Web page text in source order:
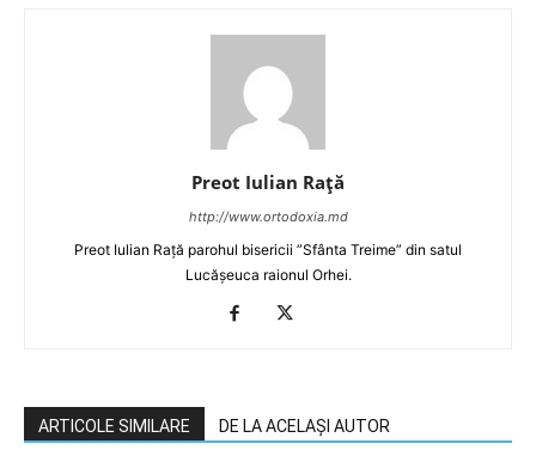
Preot Iulian Raţă
http://www.ortodoxia.md
Preot Iulian Rață parohul bisericii ”Sfânta Treime” din satul
Lucășeuca raionul Orhei.
ARTICOLE SIMILARE DE LA ACELAȘI AUTOR